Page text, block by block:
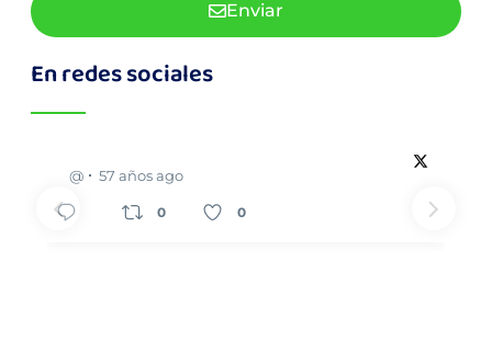
Enviar
En redes sociales
@ 57 años ago
0 0